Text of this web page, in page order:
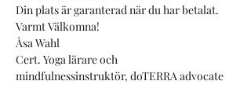
Din plats är garanterad när du har betalat.
Varmt Välkomna!
Åsa Wahl
Cert. Yoga lärare och
mindfulnessinstruktör, doTERRA advocate